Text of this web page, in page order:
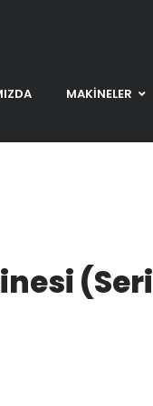
MAKİNELER
(Seri